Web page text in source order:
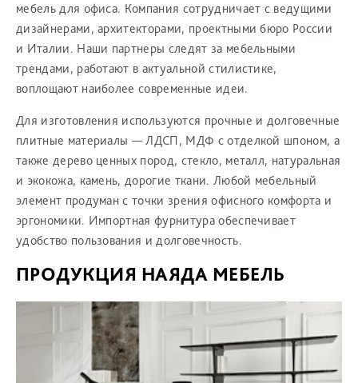
мебель для офиса. Компания сотрудничает с ведущими
дизайнерами, архитекторами, проектными бюро России
и Италии. Наши партнеры следят за мебельными
трендами, работают в актуальной стилистике,
воплощают наиболее современные идеи.
Для изготовления используются прочные и долговечные
плитные материалы — ЛДСП, МДФ с отделкой шпоном, а
также дерево ценных пород, стекло, металл, натуральная
и экокожа, камень, дорогие ткани. Любой мебельный
элемент продуман с точки зрения офисного комфорта и
эргономики. Импортная фурнитура обеспечивает
удобство пользования и долговечность.
ПРОДУКЦИЯ НАЯДА МЕБЕЛЬ